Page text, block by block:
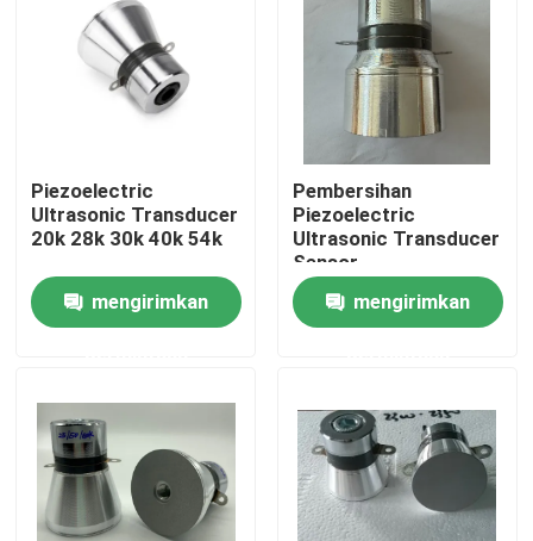
Rumah
Produk
Tentang kami
Tur Pabrik
Kontrol kualitas
Piezoelectric
Ultrasonic Transducer
20k 28k 30k 40k 54k
mengirimkan
Pembersihan
Piezoelectric
Ultrasonic Transducer
Sensor
mengirimkan